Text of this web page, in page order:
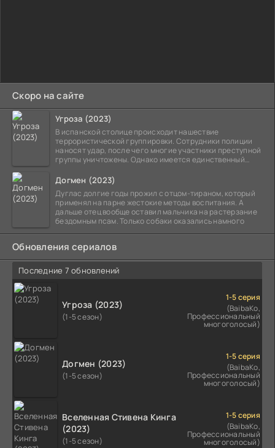
Скоро на сайте
Угроза (2023)
В испанской столице происходит нашествие
террористической группировки. Сотрудники полиции
наносят удар, после чего многие участники преступной
группы уничтожены. Однако имеется единственный
Догмен (2023)
Дуглас долгие годы прожил с отцом-тираном, который
применял на парне жестокие методы воспитания. А
дальше отец вообще оставил мальчика на растерзание
бездомным псам. Только собаки оказались намного
Обновления сериалов
Последние 7 обновлений
Угроза (2023)
(1-5 сезон)
1-5 серия
(BaibaKo,
Профессиональный
многоголосый)
Догмен (2023)
(1-5 сезон)
1-5 серия
(BaibaKo,
Профессиональный
многоголосый)
Вселенная Стивена Кинга
(2023)
(1-5 сезон)
1-5 серия
(BaibaKo,
Профессиональный
многоголосый)